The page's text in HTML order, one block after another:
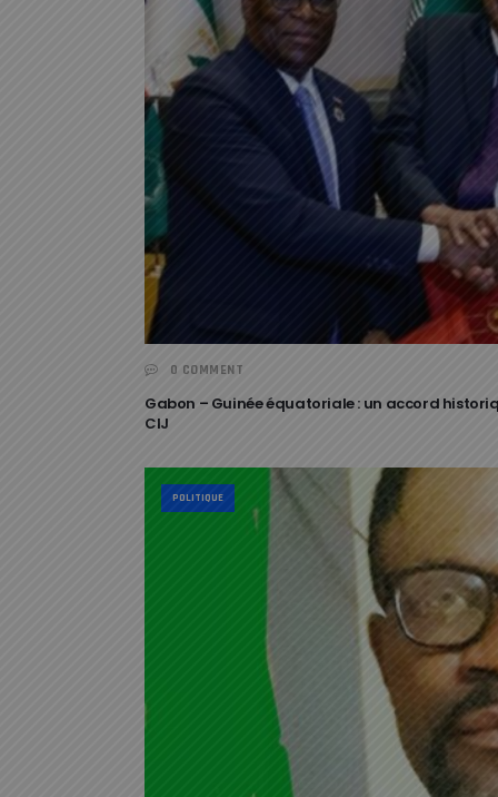
0 COMMENT
Gabon – Guinée équatoriale : un accord
CIJ
POLITIQUE